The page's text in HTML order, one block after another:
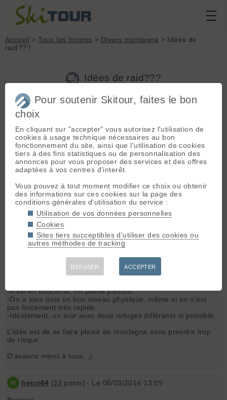
Accueil >Tous les forums > Divers montagne > Idées de
raid???
Idées de raid???
Nouveau sujet
Pogo[27 posts] - Le 06/03/2014 11:38
Avec deux amis, nous comptons faire un raid ski de rando de
trois jours la semaine prochaine. On a commencé à regarder
ou nous pourrions aller hier soir. On a passé trois heures à
envisager des raids puis à regarder les refuges, les
pas abouti à grand-chose. Un peu l'impression de chercher
une épine dans un bonhomme de neige...
Si quelques bonnes âmes veulent bien me faire part de raids
effectués, ça nous aidera à choisir.
Nos critères
-3jours
dialoguer avec les secours en cas de pépins)
-Rando pas expo, j’ai un soucis avec mes skis qui sont en
SAV. Ceux qu’on m’a prêté n’ont pas de couteau et sont bien
-A ski en descente, on passe partout.
-On a tous trois un bon niveau physique, même si on n’est
pas forcément très rapide.
-Idéalement, un tour avec deux refuges différents si possible.
L’idée est de se faire plaisir en montagne sans prendre trop
de risque.
D’avance merci à tous. ;)
H henri64 [33 posts] - Le 06/03/2014 13:09
Pour soutenir Skitour, faites le bon
choix
En cliquant sur "accepter" vous autorisez l'utilisation de
cookies à usage technique nécessaires au bon
fonctionnement du site, ainsi que l'utilisation de cookies
tiers à des fins statistiques ou de personnalisation des
annonces pour vous proposer des services et des offres
adaptées à vos centres d'interêt.
Vous pouvez à tout moment modifier ce choix ou obtenir
des informations sur ces cookies sur la page des
conditions générales d'utilisation du service :
Utilisation de vos données personnelles
Cookies
Sites tiers succeptibles d'utiliser des cookies ou
autres méthodes de tracking
REFUSER ACCEPTER